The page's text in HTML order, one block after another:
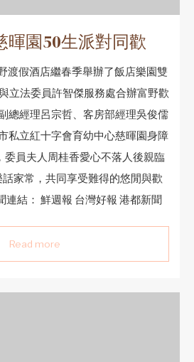
暉園50生派對同歡
渡假酒店繼春季舉辦了飯店樂園雙
立法委員許智傑服務處合辦富野歡
總經理呂宗哲、客房部經理吳俊儒
私立紅十字會育幼中心慈暉園身障
員夫人周桂香愛心不落人後親臨
家常，共同享受難得的悠閒與歡
連結： 鮮週報 台灣好報 港都新聞
Read more